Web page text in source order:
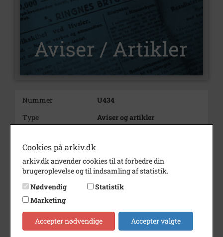
Nummer
U434
Type
Aviser og artikler
Forfatter(e)
Indholdsnote
Her fortælles om grundigheden
det tidspunk, og her benyttes et
spiritusbevillinger.
Cookies på arkiv.dk
arkiv.dk anvender cookies til at forbedre din
brugeroplevelse og til indsamling af statistik.
Nødvendig
Statistik
Marketing
Accepter nødvendige Accepter valgte